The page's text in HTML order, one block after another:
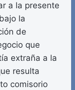
a la presente
la
de
que
extraña a la
resulta
comisorio